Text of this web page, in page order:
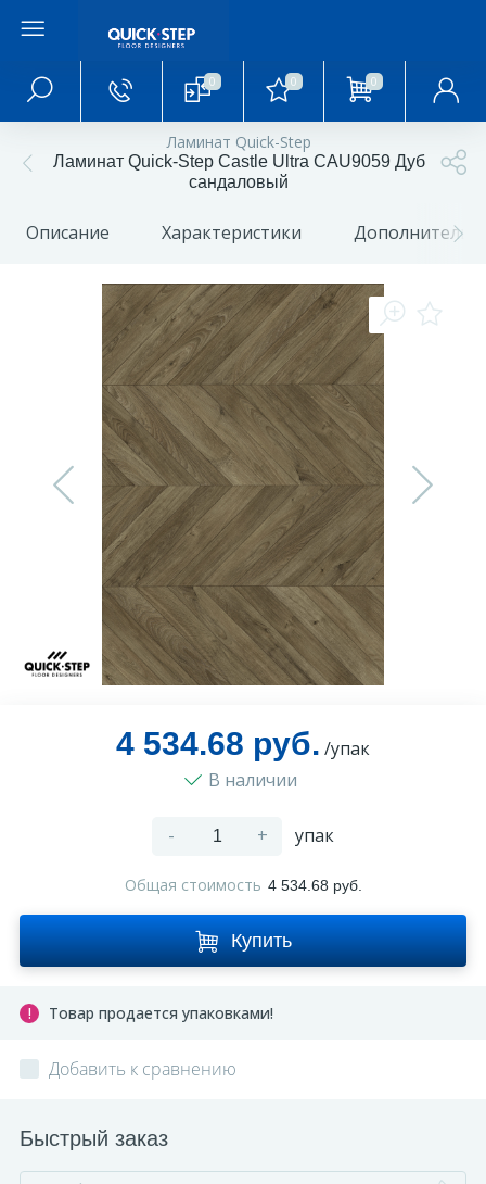
0 0 0
Ламинат Quick-Step
Ламинат Quick-Step Castle Ultra CAU9059 Дуб
сандаловый
Описание Характеристики
4 534.68 руб. /упак
В наличии
- + упак
Общая стоимость 4 534.68 руб.
Купить
Товар продается упаковками!
Добавить к сравнению
Быстрый заказ
Главное меню
Главная
О магазине
Акции и скидки
Статьи и обзоры
Фотогалерея
Оплата и доставка
Монтаж